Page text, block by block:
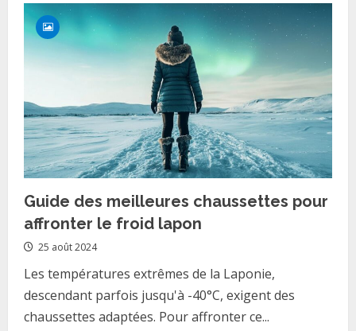
vintage
:
La
chemise
noire
a
pois
blancs,
star
des
looks
annees
50
Guide des meilleures chaussettes pour
affronter le froid lapon
25 août 2024
Les températures extrêmes de la Laponie,
descendant parfois jusqu'à -40°C, exigent des
chaussettes adaptées. Pour affronter ce...